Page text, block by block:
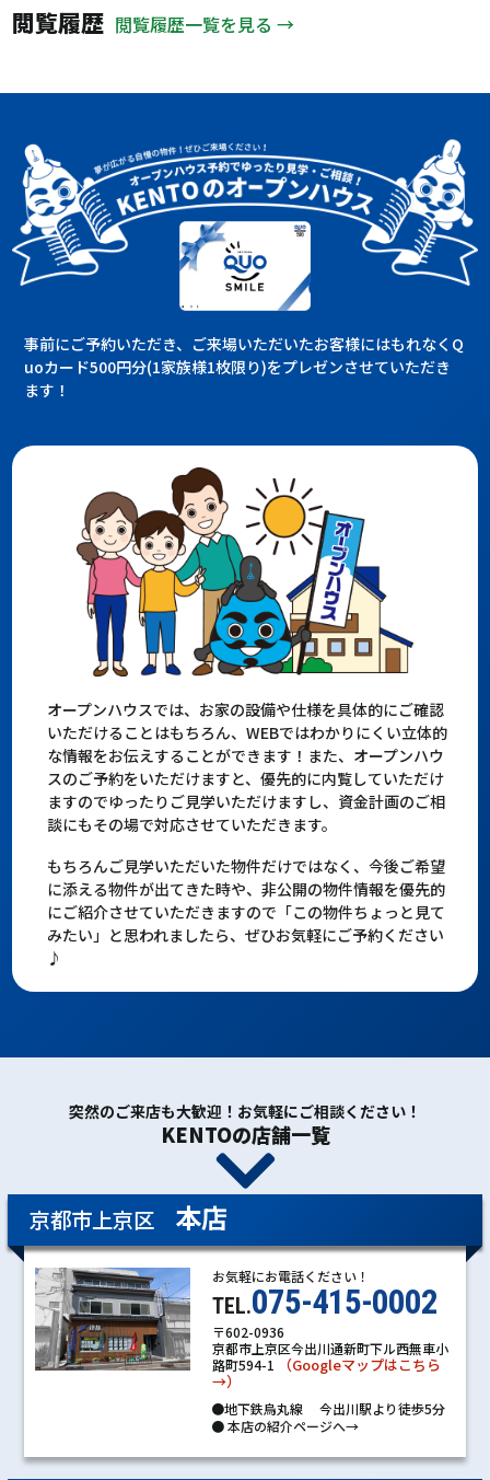
閲覧履歴 閲覧履歴一覧を見る →
事前にご予約いただき、ご来場いただいたお客様にはもれなくQ
uoカード500円分(1家族様1枚限り)をプレゼンさせていただき
ます！
オープンハウスでは、お家の設備や仕様を具体的にご確認
いただけることはもちろん、WEBではわかりにくい立体的
な情報をお伝えすることができます！また、オープンハウ
スのご予約をいただけますと、優先的に内覧していただけ
ますのでゆったりご見学いただけますし、資金計画のご相
談にもその場で対応させていただきます。
もちろんご見学いただいた物件だけではなく、今後ご希望
に添える物件が出てきた時や、非公開の物件情報を優先的
にご紹介させていただきますので「この物件ちょっと見て
みたい」と思われましたら、ぜひお気軽にご予約ください
♪
突然のご来店も大歓迎！お気軽にご相談ください！
KENTOの店舗一覧
京都市上京区 本店
お気軽にお電話ください！
TEL.075-415-0002
〒602-0936
京都市上京区今出川通新町下ル西無車小
路町594-1
（Googleマップはこちら
→）
●地下鉄烏丸線 今出川駅より徒歩5分
●本店の紹介ページへ→